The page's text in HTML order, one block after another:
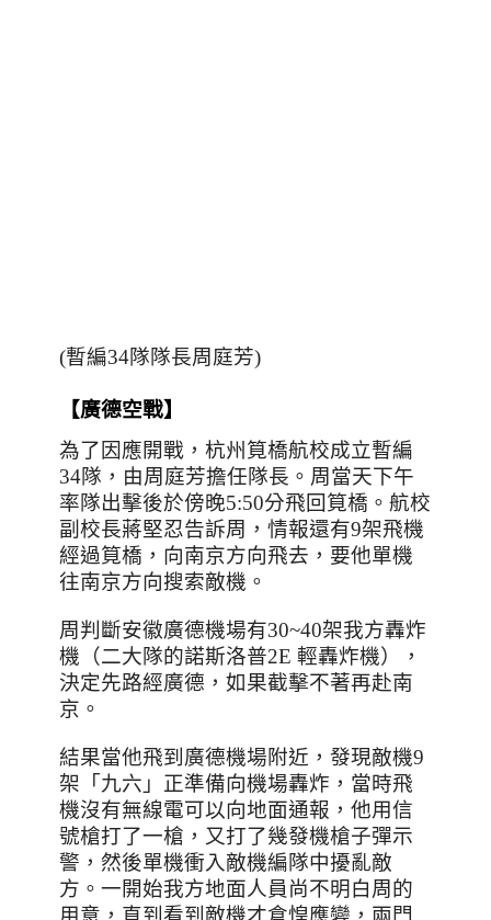
(暫編34隊隊長周庭芳)
【廣德空戰】
為了因應開戰，杭州筧橋航校成立暫編
34隊，由周庭芳擔任隊長。周當天下午
率隊出擊後於傍晚5:50分飛回筧橋。航校
副校長蔣堅忍告訴周，情報還有9架飛機
經過筧橋，向南京方向飛去，要他單機
往南京方向搜索敵機。
周判斷安徽廣德機場有30~40架我方轟炸
機（二大隊的諾斯洛普2E 輕轟炸機），
決定先路經廣德，如果截擊不著再赴南
京。
結果當他飛到廣德機場附近，發現敵機9
架「九六」正準備向機場轟炸，當時飛
機沒有無線電可以向地面通報，他用信
號槍打了一槍，又打了幾發機槍子彈示
警，然後單機衝入敵機編隊中擾亂敵
方。 一開始我方地面人員尚不明白周的
用意，直到看到敵機才倉惶應變，兩門